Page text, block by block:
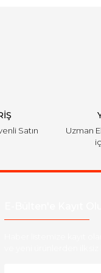
Satın
Uzman